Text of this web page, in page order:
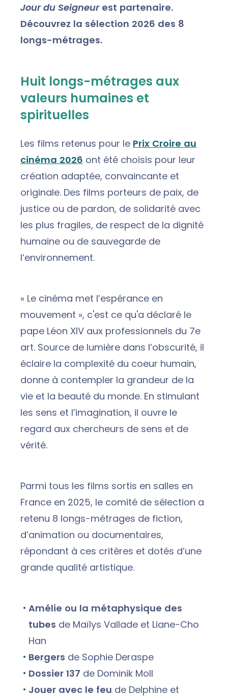
Jour du Seigneurest partenaire.
Découvrez la sélection 2026 des 8
longs-métrages.
Huit longs-métrages aux
valeurs humaines et
spirituelles
Les films retenus pour le Prix Croire au
cinéma 2026 ont été choisis pour leur
création adaptée, convaincante et
originale. Des films porteurs de paix, de
justice ou de pardon, de solidarité avec
les plus fragiles, de respect de la dignité
humaine ou de sauvegarde de
l’environnement.
« Le cinéma met l’espérance en
mouvement », c'est ce qu'a déclaré le
pape Léon XIV aux professionnels du 7e
art. Source de lumière dans l’obscurité, il
éclaire la complexité du coeur humain,
donne à contempler la grandeur de la
vie et la beauté du monde. En stimulant
les sens et l’imagination, il ouvre le
regard aux chercheurs de sens et de
vérité.
Parmi tous les films sortis en salles en
France en 2025, le comité de sélection a
retenu 8 longs-métrages de fiction,
d’animation ou documentaires,
répondant à ces critères et dotés d’une
grande qualité artistique.
Amélie ou la métaphysique des
tubes de Maïlys Vallade et Liane-Cho
Han
Bergers de Sophie Deraspe
Dossier 137 de Dominik Moll
Jouer avec le feu de Delphine et